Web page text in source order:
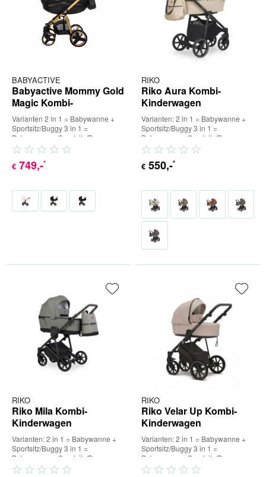
BABYACTIVE
Babyactive Mommy Gold
Magic Kombi-
Kinderwagen
Varianten 2 in 1 = Babywanne +
Sportsitz/Buggy 3 in 1 =
Babywanne + Sportsitz/Buggy +
Babyschale (inkl. Adapter) 4 in...
€ 749,-*
RIKO
Riko Aura Kombi-
Kinderwagen
Varianten: 2 in 1 = Babywanne +
Sportsitz/Buggy 3 in 1 =
Babywanne + Sportsitz/Buggy +
Babyschale (inkl. Adapter) 4...
€ 550,-*
RIKO
Riko Mila Kombi-
Kinderwagen
Varianten: 2 in 1 = Babywanne +
Sportsitz/Buggy 3 in 1 =
Babywanne + Sportsitz/Buggy +
Babyschale (inkl. Adapter) 4...
RIKO
Riko Velar Up Kombi-
Kinderwagen
Varianten: 2 in 1 = Babywanne +
Sportsitz/Buggy 3 in 1 =
Babywanne + Sportsitz/Buggy +
Babyschale (inkl. Adapter) 4...